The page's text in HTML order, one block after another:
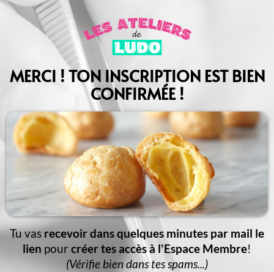
MERCI ! TON INSCRIPTION EST BIEN
CONFIRMÉE !
Tu vas recevoir dans quelques minutes par mail le
lien pour créer tes accès à l'Espace Membre!
(Vérifie bien dans tes spams...)